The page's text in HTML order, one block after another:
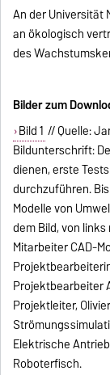
An der Universität
an ökologisch
des
Bilder zum
Bild 1 // Quelle:
Bildunterschrift:
dienen, erste
durchzuführen.
Modelle von
dem Bild, von
Mitarbeiter CAD-
Projektbearbeiter
Projektleiter,
Elektrische
Roboterfisch.